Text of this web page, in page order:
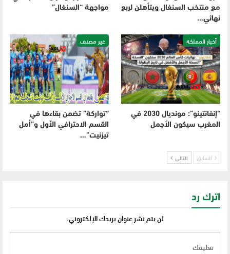
مع منتخب السنغال ويتأهلن لربع
نهائي…
مواجهة “السنغال”
أخبار المملكة
“إنفانتينو”: مونديال 2030 في
المغرب سيكون الأجمل
غير مصنف
“تواركة” تضمن بقاءها في
القسم الاحترافي الأول و”أمل
تيزنيت”…
السابق التالي
اترك رد
لن يتم نشر عنوان بريدك الإلكتروني.